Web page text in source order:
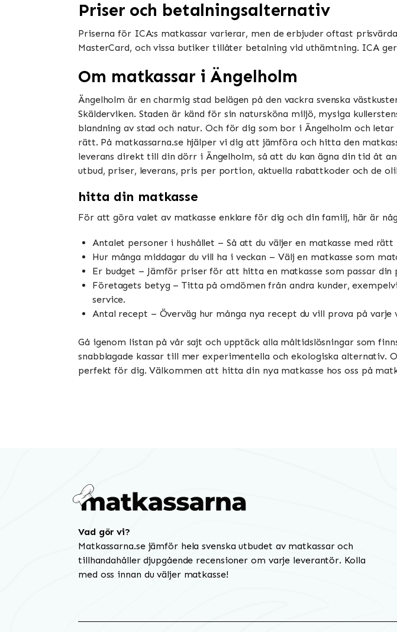
Priser och betalningsalternativ
Priserna för ICA:s matkassar varierar, men de erbjuder oftast
MasterCard, och vissa butiker tillåter betalning vid uthämtning. ICA
Om matkassar i Ängelholm
Ängelholm är en charmig stad belägen på den vackra svenska
Skälderviken. Staden är känd för sin natursköna miljö, mysiga
blandning av stad och natur. Och för dig som bor i Ängelholm och
rätt. På matkassarna.se hjälper vi dig att jämföra och hitta den
leverans direkt till din dörr i Ängelholm, så att du kan ägna din tid åt
utbud, priser, leverans, pris per portion, aktuella rabattkoder och de
hitta din matkasse
För att göra valet av matkasse enklare för dig och din familj, här är
Antalet personer i hushållet – Så att du väljer en matkasse med rätt
Hur många middagar du vill ha i veckan – Välj en matkasse som
Er budget – Jämför priser för att hitta en matkasse som passar din
Företagets betyg – Titta på omdömen från andra kunder,
service.
Antal recept – Överväg hur många nya recept du vill prova på varje
Gå igenom listan på vår sajt och upptäck alla måltidslösningar som
snabblagade kassar till mer experimentella och ekologiska alternativ.
perfekt för dig. Välkommen att hitta din nya matkasse hos oss på
Vad gör vi?
Matkassarna.se jämför hela svenska utbudet av matkassar och
tillhandahåller djupgående recensioner om varje leverantör. Kolla
med oss innan du väljer matkasse!